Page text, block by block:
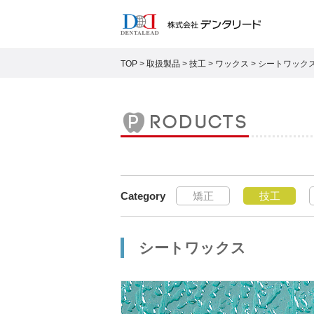
TOP > 取扱製品 > 技工 > ワックス > シートワック
products
矯正 技工
シートワックス